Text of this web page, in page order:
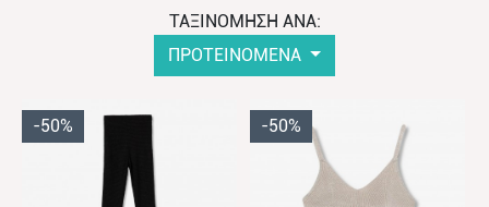
ΤΑΞΙΝΟΜΗΣΗ ΑΝΑ:
ΠΡΟΤΕΙΝΟΜΕΝΑ
-50% -50%